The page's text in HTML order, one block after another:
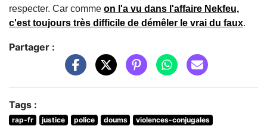
respecter. Car comme on l'a vu dans l'affaire Nekfeu,
c'est toujours très difficile de démêler le vrai du faux.
Partager :
Tags :
rap-fr justice police doums
violences-conjugales